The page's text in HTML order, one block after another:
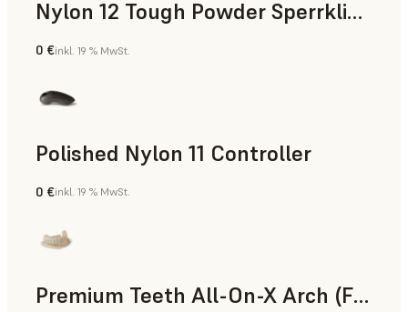
Nylon 12 Tough Powder Sperrklinke
SLS-Pulver
0 €inkl. 19 % MwSt.
Polished Nylon 11 Controller
SLS-Pulver
0 €inkl. 19 % MwSt.
Premium Teeth All-On-X Arch (Form 4)